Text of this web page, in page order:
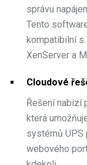
správu
Tento
kompatibilní s
XenServer a
Cloudové
Řešení nabízí
která
systémů UPS
webového